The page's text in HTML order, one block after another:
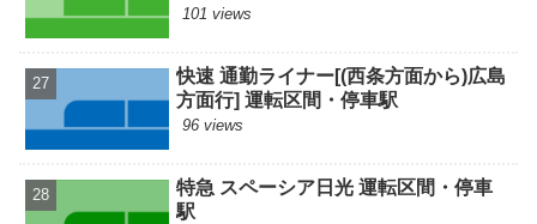
101 views
快速 通勤ライナー[(西条方面から)広島
方面行] 運転区間・停車駅
96 views
特急 スペーシア日光 運転区間・停車
駅